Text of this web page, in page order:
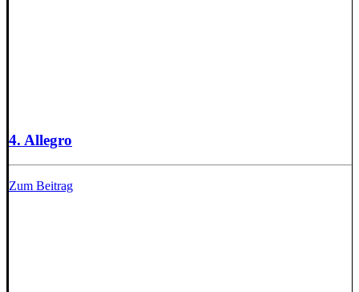
4. Allegro
Zum Beitrag